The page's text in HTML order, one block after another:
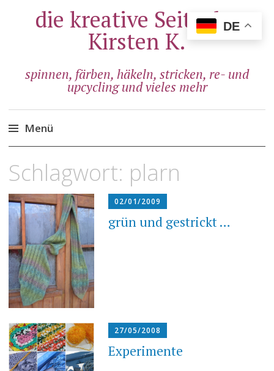
die kreative Seite der
Kirsten K.
spinnen, färben, häkeln, stricken, re- und
upcycling und vieles mehr
Menü
Inhalt
Schlagwort: plarn
02/01/2009
grün und gestrickt …
27/05/2008
Experimente
DE